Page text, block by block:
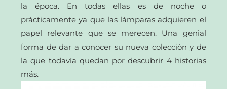
la época. En todas ellas es de noche o
prácticamente ya que las lámparas adquieren el
papel relevante que se merecen. Una genial
forma de dar a conocer su nueva colección y de
la que todavía quedan por descubrir 4 historias
más.